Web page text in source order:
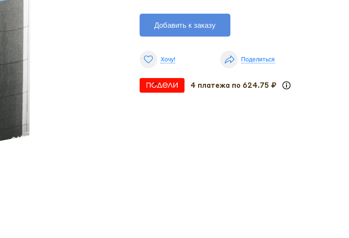
Добавить к заказу
Хочу! Поделиться
4 платежа по 624.75 ₽